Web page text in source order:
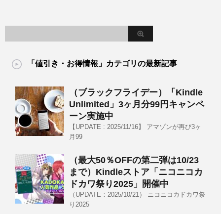
「値引き・お得情報」カテゴリの最新記事
（ブラックフライデー）「Kindle
Unlimited」3ヶ月分99円キャンペ
ーン実施中
【UPDATE : 2025/11/16】 アマゾンが再び3ヶ
月99
（最大50％OFFの第二弾は10/23
まで）Kindleストア「ニコニコカ
ドカワ祭り2025」開催中
（UPDATE：2025/10/21） ニコニコカドカワ祭
り2025